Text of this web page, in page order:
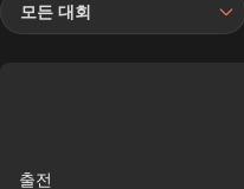
모든 대회
출전